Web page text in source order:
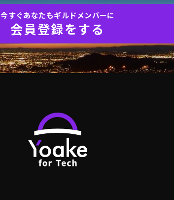
今すぐあなたもギルドメンバーに
会員登録をする